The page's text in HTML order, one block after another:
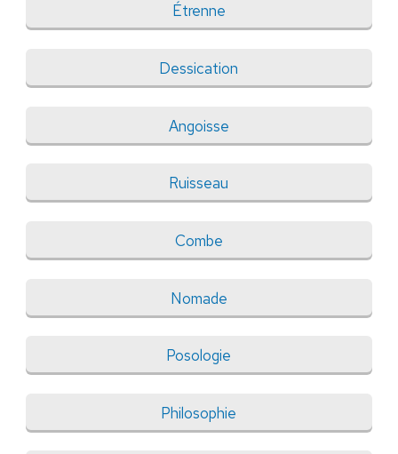
Étrenne
Dessication
Angoisse
Ruisseau
Combe
Nomade
Posologie
Philosophie